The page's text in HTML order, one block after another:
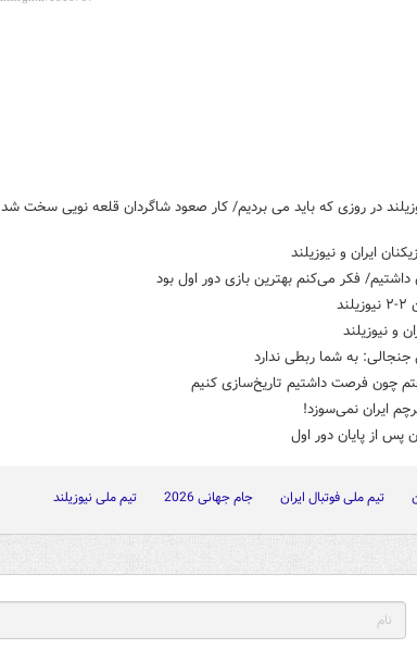
در روزی که باید می بردیم/ کار صعود شاگردان قلعه نویی سخت شد
ایران و نیوزیلند
فکر می‌کنم بهترین بازی دور اول بود
و نیوزیلند
به شما ربطی ندارد
چون فرصت داشتیم تاریخ‌سازی کنیم
ایران نمی‌سوزد!
از پایان دور اول
تیم ملی فوتبال ایران جام جهانی 2026 تیم ملی نیوزیلند